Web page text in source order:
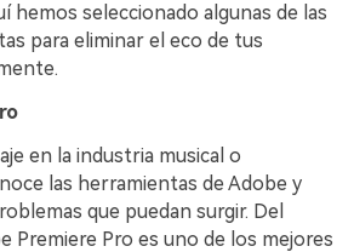
hemos seleccionado algunas de las
para eliminar el eco de tus
en la industria musical o
las herramientas de Adobe y
que puedan surgir. Del
Premiere Pro es uno de los mejores